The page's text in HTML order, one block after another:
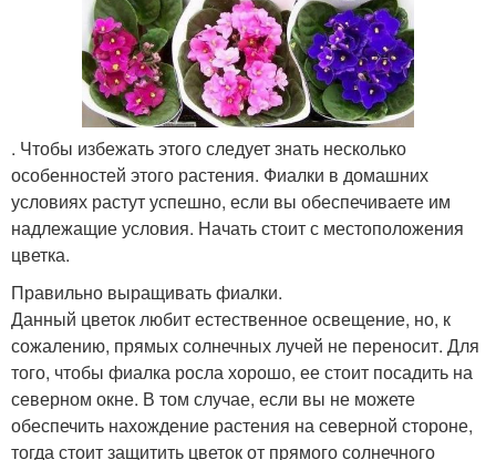
. Чтобы избежать этого следует знать несколько
особенностей этого растения. Фиалки в домашних
условиях растут успешно, если вы обеспечиваете им
надлежащие условия. Начать стоит с местоположения
цветка.
Правильно выращивать фиалки.
Данный цветок любит естественное освещение, но, к
сожалению, прямых солнечных лучей не переносит. Для
того, чтобы фиалка росла хорошо, ее стоит посадить на
северном окне. В том случае, если вы не можете
обеспечить нахождение растения на северной стороне,
тогда стоит защитить цветок от прямого солнечного